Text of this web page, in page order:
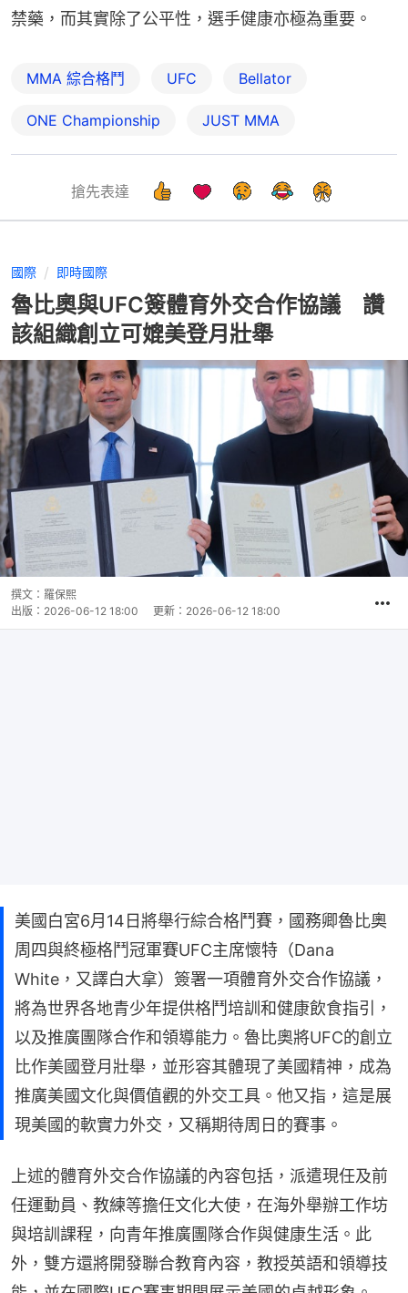
禁藥，而其實除了公平性，選手健康亦極為重要。
MMA 綜合格鬥 UFC Bellator
ONE Championship JUST MMA
搶先表達
國際 即時國際
魯比奧與UFC簽體育外交合作協議 讚
該組織創立可媲美登月壯舉
撰文： 羅保熙
出版： 2026-06-12 18:00 更新： 2026-06-12 18:00
美國白宮6月14日將舉行綜合格鬥賽，國務卿魯比奧
周四與終極格鬥冠軍賽UFC主席懷特（Dana
White，又譯白大拿）簽署一項體育外交合作協議，
將為世界各地青少年提供格鬥培訓和健康飲食指引，
以及推廣團隊合作和領導能力。魯比奧將UFC的創立
比作美國登月壯舉，並形容其體現了美國精神，成為
推廣美國文化與價值觀的外交工具。他又指，這是展
現美國的軟實力外交，又稱期待周日的賽事。
上述的體育外交合作協議的內容包括，派遣現任及前
任運動員、教練等擔任文化大使，在海外舉辦工作坊
與培訓課程，向青年推廣團隊合作與健康生活。此
外，雙方還將開發聯合教育內容，教授英語和領導技